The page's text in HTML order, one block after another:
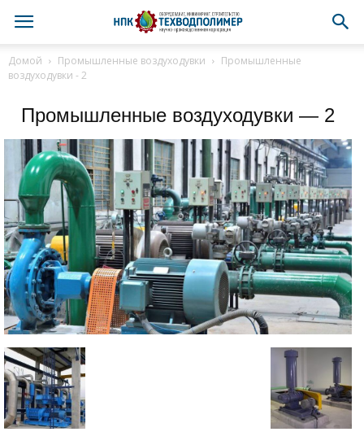
Домой Промышленные воздуходувки
Промышленные
воздуходувки - 2
Промышленные воздуходувки — 2